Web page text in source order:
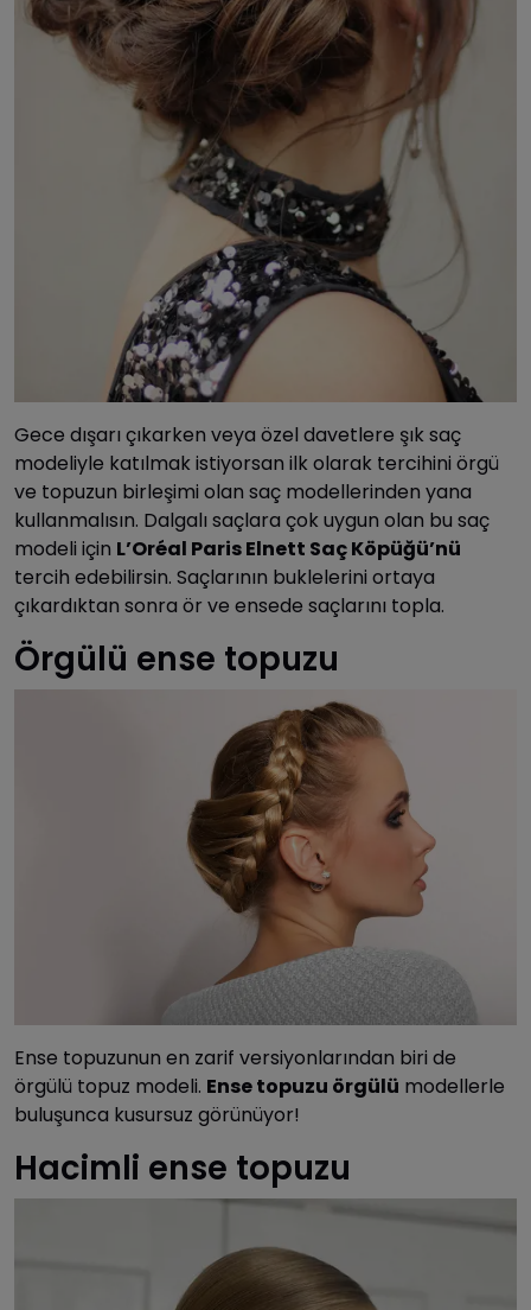
Gece dışarı çıkarken veya özel davetlere şık saç
modeliyle katılmak istiyorsan ilk olarak tercihini örgü
ve topuzun birleşimi olan saç modellerinden yana
kullanmalısın. Dalgalı saçlara çok uygun olan bu saç
modeli için L’Oréal Paris Elnett Saç Köpüğü’nü
tercih edebilirsin. Saçlarının buklelerini ortaya
çıkardıktan sonra ör ve ensede saçlarını topla.
Örgülü ense topuzu
Ense topuzunun en zarif versiyonlarından biri de
örgülü topuz modeli. Ense topuzu örgülü modellerle
buluşunca kusursuz görünüyor!
Hacimli ense topuzu